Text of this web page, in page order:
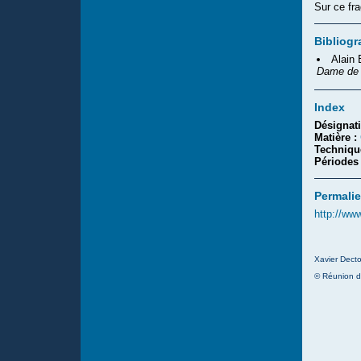
Sur ce
Alain
Dame
Index
Matière :
http://
Xavier
© Réunion